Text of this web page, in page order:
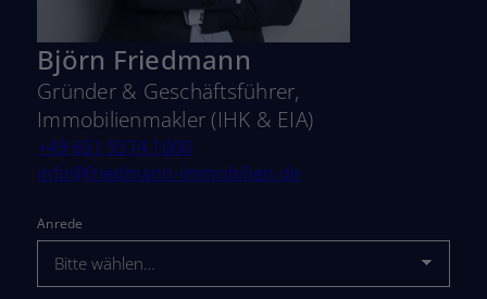
Björn Friedmann
Gründer & Geschäftsführer,
Immobilienmakler (IHK & EIA)
+49 651 9374 1000
info@friedmann-immobilien.de
Anrede